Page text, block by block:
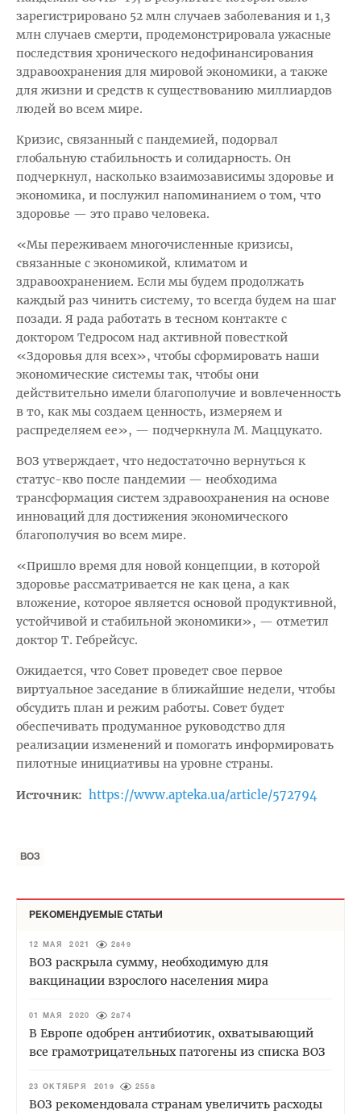
зарегистрировано 52 млн случаев заболевания и 1,3
млн случаев смерти, продемонстрировала ужасные
последствия хронического недофинансирования
здравоохранения для мировой экономики, а также
для жизни и средств к существованию миллиардов
людей во всем мире.
Кризис, связанный с пандемией, подорвал
глобальную стабильность и солидарность. Он
подчеркнул, насколько взаимозависимы здоровье и
экономика, и послужил напоминанием о том, что
здоровье — это право человека.
«Мы переживаем многочисленные кризисы,
связанные с экономикой, климатом и
здравоохранением. Если мы будем продолжать
каждый раз чинить систему, то всегда будем на шаг
позади. Я рада работать в тесном контакте с
доктором Тедросом над активной повесткой
«Здоровья для всех», чтобы сформировать наши
экономические системы так, чтобы они
действительно имели благополучие и вовлеченность
в то, как мы создаем ценность, измеряем и
распределяем ее», — подчеркнула М. Маццукато.
ВОЗ утверждает, что недостаточно вернуться к
статус-кво после пандемии — необходима
трансформация систем здравоохранения на основе
инноваций для достижения экономического
благополучия во всем мире.
«Пришло время для новой концепции, в которой
здоровье рассматривается не как цена, а как
вложение, которое является основой продуктивной,
устойчивой и стабильной экономики», — отметил
доктор Т. Гебрейсус.
Ожидается, что Совет проведет свое первое
виртуальное заседание в ближайшие недели, чтобы
обсудить план и режим работы. Совет будет
обеспечивать продуманное руководство для
реализации изменений и помогать информировать
пилотные инициативы на уровне страны.
Источник: https://www.apteka.ua/article/572794
ВОЗ
РЕКОМЕНДУЕМЫЕ СТАТЬИ
12 МАЯ 2021 2849
ВОЗ раскрыла сумму, необходимую для
вакцинации взрослого населения мира
01 МАЯ 2020 2874
В Европе одобрен антибиотик, охватывающий
все грамотрицательных патогены из списка ВОЗ
23 ОКТЯБРЯ 2019 2558
ВОЗ рекомендовала странам увеличить расходы